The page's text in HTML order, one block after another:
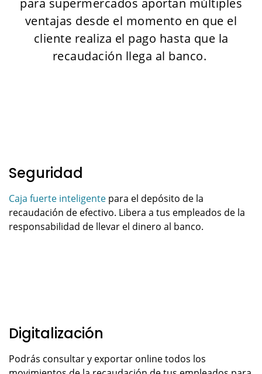
ventajas desde el momento en que el
cliente realiza el pago hasta que la
recaudación llega al banco.
Seguridad
Caja fuerte inteligente para el depósito de la
recaudación de efectivo. Libera a tus empleados de la
responsabilidad de llevar el dinero al banco.
Digitalización
Podrás consultar y exportar online todos los